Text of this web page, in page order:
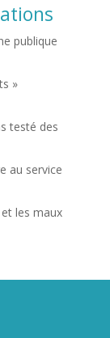
publique
»
testé des
au service
les maux